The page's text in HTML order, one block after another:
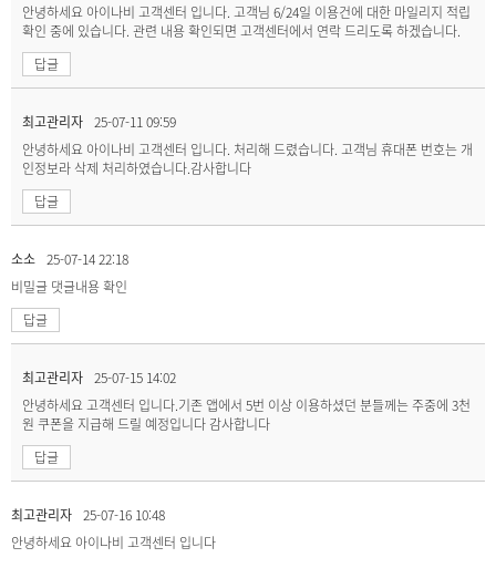
안녕하세요 아이나비 고객센터 입니다. 고객님 6/24일 이용건에 대한 마일리지 적립
확인 중에 있습니다. 관련 내용 확인되면 고객센터에서 연락 드리도록 하겠습니다.
답글
최고관리자 25-07-11 09:59
안녕하세요 아이나비 고객센터 입니다. 처리해 드렸습니다. 고객님 휴대폰 번호는 개
인정보라 삭제 처리하였습니다.감사합니다
답글
소소 25-07-14 22:18
비밀글 댓글내용 확인
답글
최고관리자 25-07-15 14:02
안녕하세요 고객센터 입니다.기존 앱에서 5번 이상 이용하셨던 분들께는 주중에 3천
원 쿠폰을 지급해 드릴 예정입니다 감사합니다
답글
최고관리자 25-07-16 10:48
안녕하세요 아이나비 고객센터 입니다